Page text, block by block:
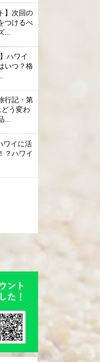
】次回の
つけるべ
ハワイ
いつ？格
行記・第
う変わ
...
ワイに活
？ハワイ